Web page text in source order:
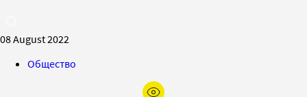
08 August 2022
Общество